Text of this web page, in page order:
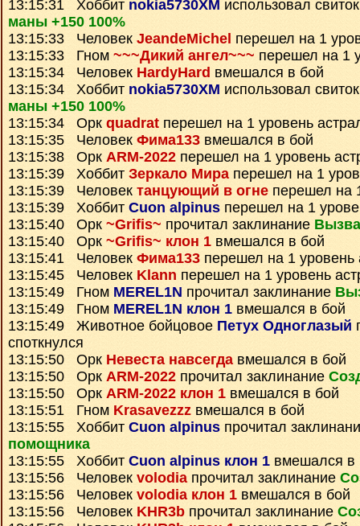
13:15:31 Хоббит nokia5730XM использовал
маны +150 100%
13:15:33 Человек JeandeMichel перешел на 1
13:15:33 Гном ~~~Дикий ангел~~~ перешел на 1
13:15:34 Человек HardyHard вмешался в бой
13:15:34 Хоббит nokia5730XM использовал
маны +150 100%
13:15:34 Орк quadrat перешел на 1 уровень
13:15:35 Человек Фима133 вмешался в бой
13:15:38 Орк ARM-2022 перешел на 1 уровень
13:15:39 Хоббит Зеркало Мираперешел на 1
13:15:39 Человек танцующий в огне перешел на
13:15:39 Хоббит Cuon alpinus перешел на 1
13:15:40 Орк ~Grifis~ прочитал заклинание
13:15:40 Орк ~Grifis~ клон 1 вмешался в бой
13:15:41 Человек Фима133 перешел на 1 уровень
13:15:45 Человек Klann перешел на 1 уровень
13:15:49 Гном MEREL1N прочитал заклинание
13:15:49 Гном MEREL1N клон 1 вмешался в бой
13:15:49 Животное бойцовое Петух Одноглазый
споткнулся
13:15:50 Орк Невеста навсегда вмешался в бой
13:15:50 Орк ARM-2022 прочитал заклинание
13:15:50 Орк ARM-2022 клон 1 вмешался в бой
13:15:51 Гном Krasavezzz вмешался в бой
13:15:55 Хоббит Cuon alpinus прочитал
помощника
13:15:55 Хоббит Cuon alpinus клон 1 вмешался в
13:15:56 Человек volodiaпрочитал заклинание
13:15:56 Человек volodia клон 1 вмешался в бой
13:15:56 Человек KHR3b прочитал заклинание